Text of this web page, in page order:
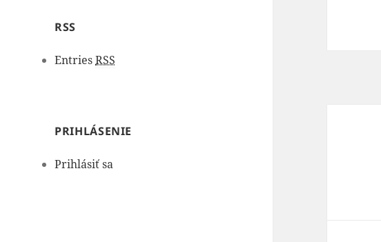
RSS
EntriesRSS
PRIHLÁSENIE
Prihlásiť sa